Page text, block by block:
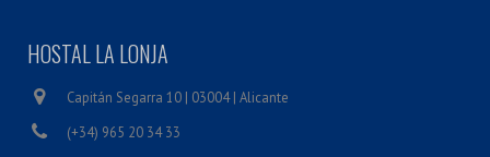
HOSTAL LA LONJA
Capitán Segarra 10 | 03004 | Alicante
(+34) 965 20 34 33